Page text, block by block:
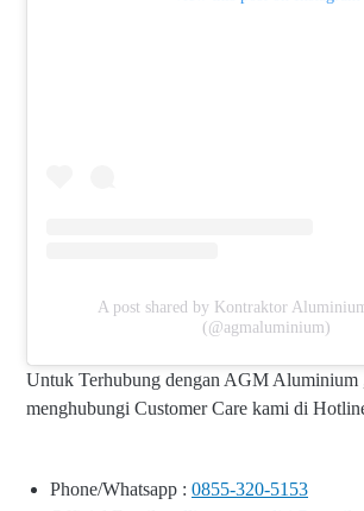
A post shared by Kontraktor
(@agmaluminium)
Untuk Terhubung dengan AGM Aluminium
menghubungi Customer Care kami di
Phone/Whatsapp : 0855-320-5153